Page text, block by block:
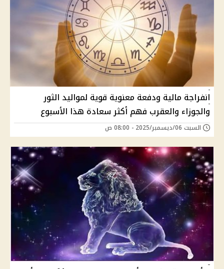
انفراجة مالية ودفعة معنوية قوية لمواليد الثور
والجوزاء والعقرب فهم أكثر سعادة هذا الأسبوع
السبت 06/ديسمبر/2025 - 08:00 ص